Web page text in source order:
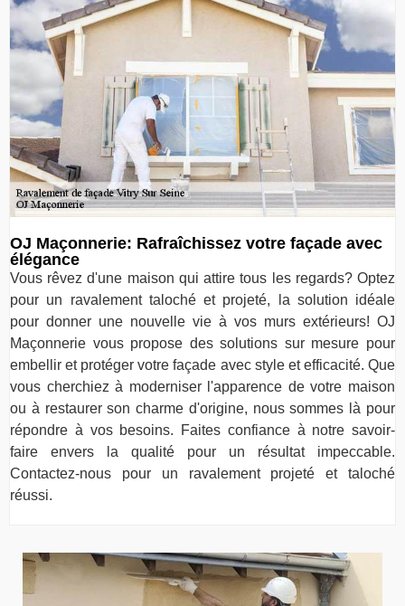
OJ Maçonnerie: Rafraîchissez votre façade avec
élégance
Vous rêvez d'une maison qui attire tous les regards? Optez
pour un ravalement taloché et projeté, la solution idéale
pour donner une nouvelle vie à vos murs extérieurs! OJ
Maçonnerie vous propose des solutions sur mesure pour
embellir et protéger votre façade avec style et efficacité. Que
vous cherchiez à moderniser l'apparence de votre maison
ou à restaurer son charme d'origine, nous sommes là pour
répondre à vos besoins. Faites confiance à notre savoir-
faire envers la qualité pour un résultat impeccable.
Contactez-nous pour un ravalement projeté et taloché
réussi.